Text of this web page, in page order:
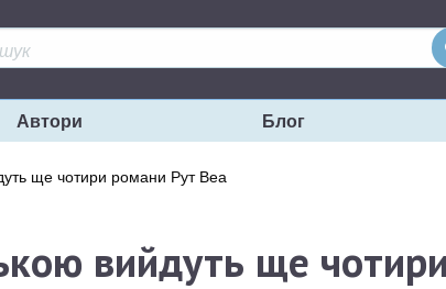
Автори Блог
ще чотири романи Рут Веа
вийдуть ще